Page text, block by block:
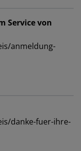
Service von
anmeldung-
danke-fuer-ihre-